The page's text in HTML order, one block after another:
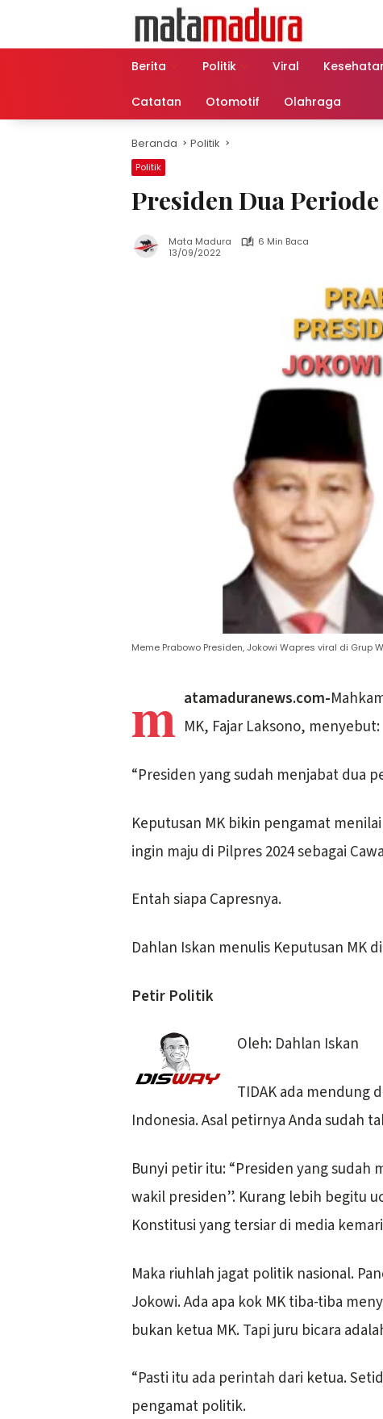
Berita
Politik Viral
Catatan Otomotif Olahraga
Beranda Politik
Politik
Presiden Dua
Mata Madura
6 Min Baca
13/09/2022
Meme Prabowo Presiden, Jokowi Wapres viral di Grup
m atamaduranews.com-
MK, Fajar Laksono, menyebut:
“Presiden yang sudah menjabat dua
Keputusan MK bikin pengamat
ingin maju di Pilpres 2024 sebagai
Entah siapa Capresnya.
Dahlan Iskan menulis Keputusan MK
Petir Politik
Oleh: Dahlan Iskan
TIDAK ada mendung
Indonesia. Asal petirnya Anda sudah
Bunyi petir itu: “Presiden yang
wakil presiden”. Kurang lebih begitu
Konstitusi yang tersiar di media
Maka riuhlah jagat politik nasional.
Jokowi. Ada apa kok MK tiba-tiba
bukan ketua MK. Tapi juru bicara
“Pasti itu ada perintah dari ketua.
pengamat politik.